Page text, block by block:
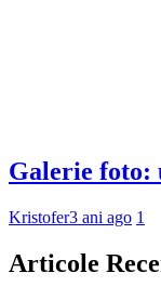
Galerie foto:
Kristofer3 ani ago 1
Articole